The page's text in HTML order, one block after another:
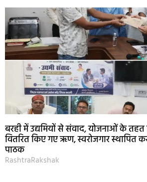
बरही में उद्यमियों से संवाद, योजनाओं के तहत
वितरित किए गए ऋण, स्वरोजगार स्थापित
पाठक
RashtraRakshak